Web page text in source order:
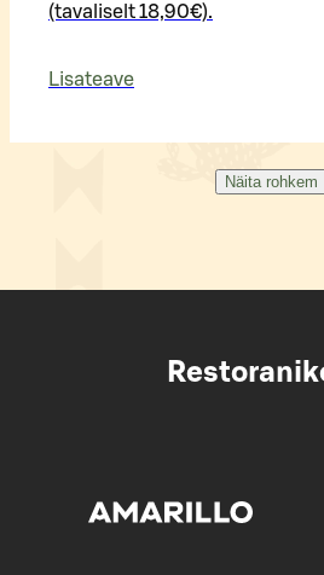
(tavaliselt 18,90€).
Lisateave
Näita rohkem